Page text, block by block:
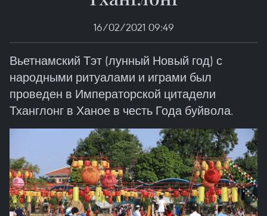
16/02/2021 09:49
Вьетнамский Тэт (лунный Новый год) с
народными ритуалами и играми был
проведен в Императорской цитадели
Тханглонг в Ханое в честь Года буйвола.